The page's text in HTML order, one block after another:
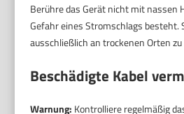
Berühre das Gerät nicht mit nassen
Gefahr eines Stromschlags besteht.
ausschließlich an trockenen Orten
Beschädigte Kabel
Warnung: Kontrolliere regelmäßig